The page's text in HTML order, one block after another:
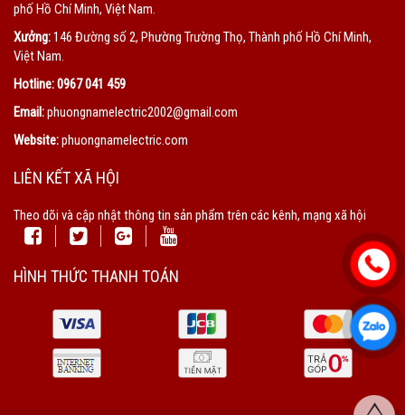
phố Hồ Chí Minh, Việt Nam.
Xưởng:146 Đường số 2, Phường Trường Thọ, Thành phố Hồ Chí Minh,
Việt Nam.
Hotline:0967 041 459
Email:phuongnamelectric2002@gmail.com
Website:phuongnamelectric.com
LIÊN KẾT XÃ HỘI
Theo dõi và cập nhật thông tin sản phẩm trên các kênh, mạng xã hội
HÌNH THỨC THANH TOÁN